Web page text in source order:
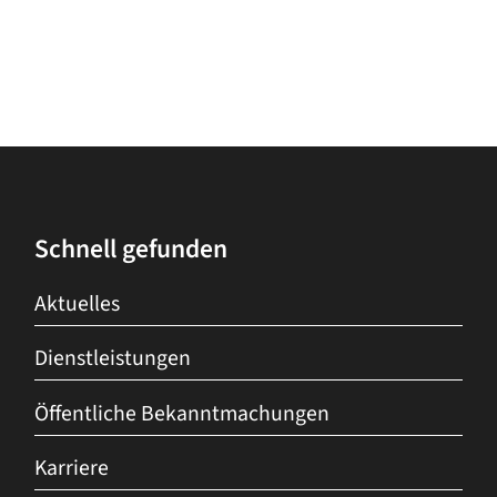
Schnell gefunden
Aktuelles
Dienstleistungen
Öffentliche Bekanntmachungen
Karriere